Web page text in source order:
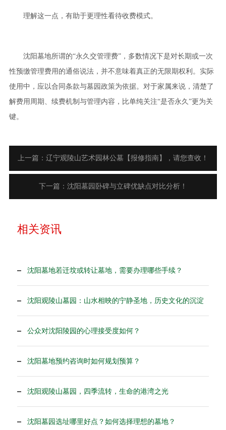
理解这一点，有助于更理性看待收费模式。
沈阳墓地所谓的“永久交管理费”，多数情况下是对长期或一次
性预缴管理费用的通俗说法，并不意味着真正的无限期权利。实际
使用中，应以合同条款与墓园政策为依据。对于家属来说，清楚了
解费用周期、续费机制与管理内容，比单纯关注“是否永久”更为关
键。
上一篇：辽宁观陵山艺术园林公墓【报修指南】，请您查收！
下一篇：沈阳墓园卧碑与立碑优缺点对比分析！
相关资讯
沈阳墓地若迁坟或转让墓地，需要办理哪些手续？
沈阳观陵山墓园：山水相映的宁静圣地，历史文化的沉淀
公众对沈阳陵园的心理接受度如何？
沈阳墓地预约咨询时如何规划预算？
沈阳观陵山墓园，四季流转，生命的港湾之光
沈阳墓园选址哪里好点？如何选择理想的墓地？